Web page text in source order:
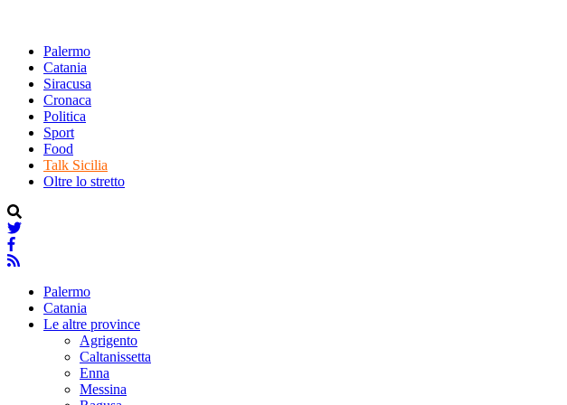
Palermo
Catania
Siracusa
Cronaca
Politica
Sport
Food
Talk Sicilia
Oltre lo stretto
Palermo
Catania
Le altre province
Agrigento
Caltanissetta
Enna
Messina